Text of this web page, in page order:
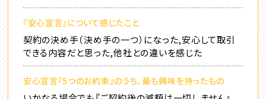
『安心宣言』について感じたこと
契約の決め手（決め手の一つ）になった,安心して取引
できる内容だと思った,他社との違いを感じた
安心宣言『5つのお約束』のうち、最も興味を持ったもの